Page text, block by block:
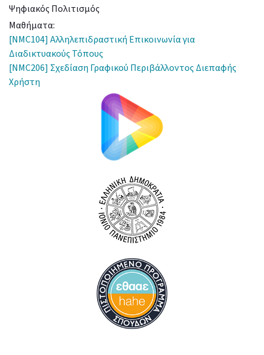
Ψηφιακός Πολιτισμός
Μαθήματα:
[NMC104] Αλληλεπιδραστική Επικοινωνία για
Διαδικτυακούς Τόπους
[NMC206] Σχεδίαση Γραφικού Περιβάλλοντος Διεπαφής
Χρήστη